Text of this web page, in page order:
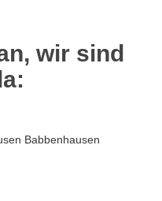
wir sind
Babbenhausen